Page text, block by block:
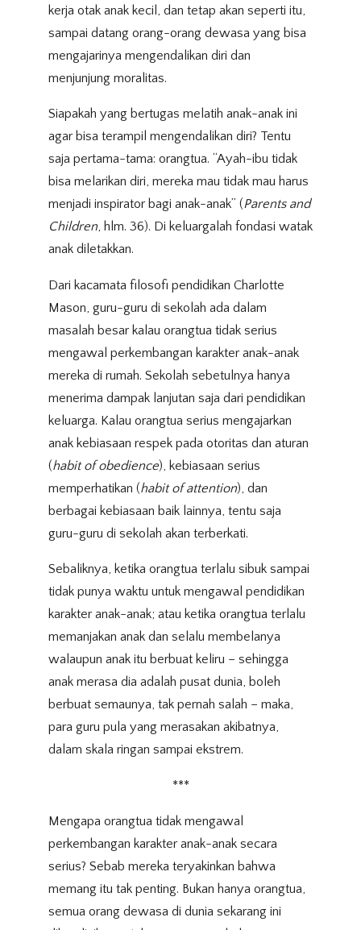
kerja otak anak kecil, dan tetap akan seperti itu,
sampai datang orang-orang dewasa yang bisa
mengajarinya mengendalikan diri dan
menjunjung moralitas.
Siapakah yang bertugas melatih anak-anak ini
agar bisa terampil mengendalikan diri? Tentu
saja pertama-tama: orangtua. “Ayah-ibu tidak
bisa melarikan diri, mereka mau tidak mau harus
menjadi inspirator bagi anak-anak” (Parents and
Children, hlm. 36). Di keluargalah fondasi watak
anak diletakkan.
Dari kacamata filosofi pendidikan Charlotte
Mason, guru-guru di sekolah ada dalam
masalah besar kalau orangtua tidak serius
mengawal perkembangan karakter anak-anak
mereka di rumah. Sekolah sebetulnya hanya
menerima dampak lanjutan saja dari pendidikan
keluarga. Kalau orangtua serius mengajarkan
anak kebiasaan respek pada otoritas dan aturan
(habit of obedience), kebiasaan serius
memperhatikan (habit of attention), dan
berbagai kebiasaan baik lainnya, tentu saja
guru-guru di sekolah akan terberkati.
Sebaliknya, ketika orangtua terlalu sibuk sampai
tidak punya waktu untuk mengawal pendidikan
karakter anak-anak; atau ketika orangtua terlalu
memanjakan anak dan selalu membelanya
walaupun anak itu berbuat keliru – sehingga
anak merasa dia adalah pusat dunia, boleh
berbuat semaunya, tak pernah salah – maka,
para guru pula yang merasakan akibatnya,
dalam skala ringan sampai ekstrem.
***
Mengapa orangtua tidak mengawal
perkembangan karakter anak-anak secara
serius? Sebab mereka teryakinkan bahwa
memang itu tak penting. Bukan hanya orangtua,
semua orang dewasa di dunia sekarang ini